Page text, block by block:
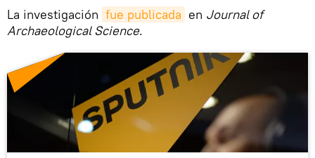
La investigación fue publicada en Journal of
Archaeological Science.